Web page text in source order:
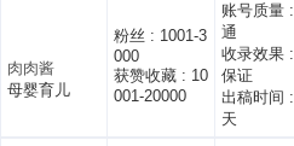
肉肉酱
母婴育儿
粉丝 : 1001-3
000
获赞收藏 : 10
001-20000
账号质量 :
通
收录效果 :
保证
出稿时间 :
天